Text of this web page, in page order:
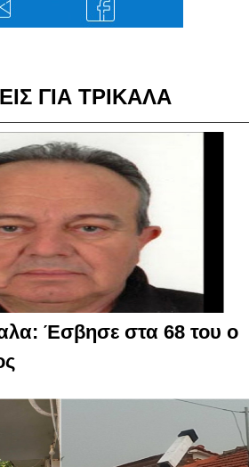
ΓΙΑ ΤΡΙΚΑΛΑ
Έσβησε στα 68 του ο